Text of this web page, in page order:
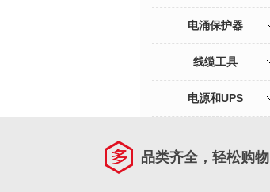
电涌保护器
线缆工具
电源和UPS
品类齐全，轻松购物